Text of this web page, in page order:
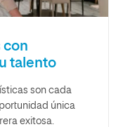
con
talento
son cada
única
exitosa.